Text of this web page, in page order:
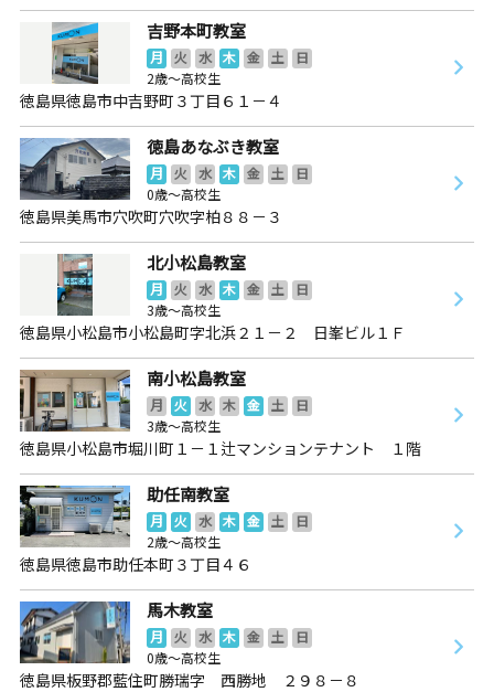
吉野本町教室
月 火 水 木 金 土
日
2歳～高校生
徳島県徳島市中吉野町３丁目６１－４
徳島あなぶき教室
月 火 水 木 金 土
日
0歳～高校生
徳島県美馬市穴吹町穴吹字柏８８－３
北小松島教室
月 火 水 木 金 土
日
3歳～高校生
徳島県小松島市小松島町字北浜２１－２ 日峯ビル１Ｆ
南小松島教室
月 火 水 木 金 土
日
3歳～高校生
徳島県小松島市堀川町１－１辻マンションテナント １階
助任南教室
月 火 水 木 金 土
日
2歳～高校生
徳島県徳島市助任本町３丁目４６
馬木教室
月 火 水 木 金 土
日
0歳～高校生
徳島県板野郡藍住町勝瑞字 西勝地 ２９８－８